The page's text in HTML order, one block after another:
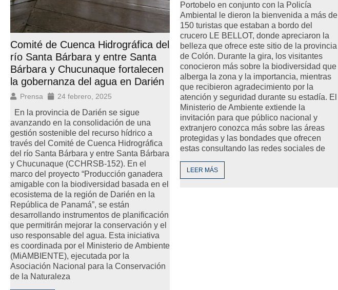
Comité de Cuenca Hidrográfica del
río Santa Bárbara y entre Santa
Bárbara y Chucunaque fortalecen
la gobernanza del agua en Darién
Prensa 24 febrero, 2025
En la provincia de Darién se sigue
avanzando en la consolidación de una
gestión sostenible del recurso hídrico a
través del Comité de Cuenca Hidrográfica
del río Santa Bárbara y entre Santa Bárbara
y Chucunaque (CCHRSB-152). En el
marco del proyecto “Producción ganadera
amigable con la biodiversidad basada en el
ecosistema de la región de Darién en la
República de Panamá”, se están
desarrollando instrumentos de planificación
que permitirán mejorar la conservación y el
uso responsable del agua. Esta iniciativa
es coordinada por el Ministerio de Ambiente
(MiAMBIENTE), ejecutada por la
Asociación Nacional para la Conservación
de la Naturaleza
Portobelo en conjunto con la Policía
Ambiental le dieron la bienvenida a más de
150 turistas que estaban a bordo del
crucero LE BELLOT, donde apreciaron la
belleza que ofrece este sitio de la provincia
de Colón. Durante la gira, los visitantes
conocieron más sobre la biodiversidad que
alberga la zona y la importancia, mientras
que recibieron agradecimiento por la
atención y seguridad durante su estadía. El
Ministerio de Ambiente extiende la
invitación para que público nacional y
extranjero conozca más sobre las áreas
protegidas y las bondades que ofrecen
estas consultando las redes sociales de
LEER MÁS